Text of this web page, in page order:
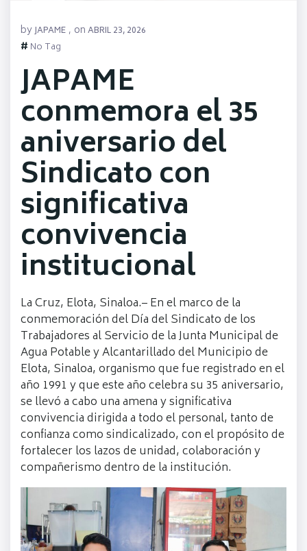
byJAPAME , onABRIL 23, 2026
# No Tag
JAPAME
conmemora el 35
aniversario del
Sindicato con
significativa
convivencia
institucional
La Cruz, Elota, Sinaloa.– En el marco de la
conmemoración del Día del Sindicato de los
Trabajadores al Servicio de la Junta Municipal de
Agua Potable y Alcantarillado del Municipio de
Elota, Sinaloa, organismo que fue registrado en el
año 1991 y que este año celebra su 35 aniversario,
se llevó a cabo una amena y significativa
convivencia dirigida a todo el personal, tanto de
confianza como sindicalizado, con el propósito de
fortalecer los lazos de unidad, colaboración y
compañerismo dentro de la institución.